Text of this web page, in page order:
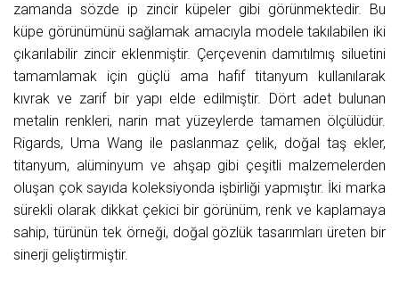
zamanda sözde ip zincir küpeler gibi görünmektedir. Bu
küpe görünümünü sağlamak amacıyla modele takılabilen iki
çıkarılabilir zincir eklenmiştir. Çerçevenin damıtılmış siluetini
tamamlamak için güçlü ama hafif titanyum kullanılarak
kıvrak ve zarif bir yapı elde edilmiştir. Dört adet bulunan
metalin renkleri, narin mat yüzeylerde tamamen ölçülüdür.
Rigards, Uma Wang ile paslanmaz çelik, doğal taş ekler,
titanyum, alüminyum ve ahşap gibi çeşitli malzemelerden
oluşan çok sayıda koleksiyonda işbirliği yapmıştır. İki marka
sürekli olarak dikkat çekici bir görünüm, renk ve kaplamaya
sahip, türünün tek örneği, doğal gözlük tasarımları üreten bir
sinerji geliştirmiştir.